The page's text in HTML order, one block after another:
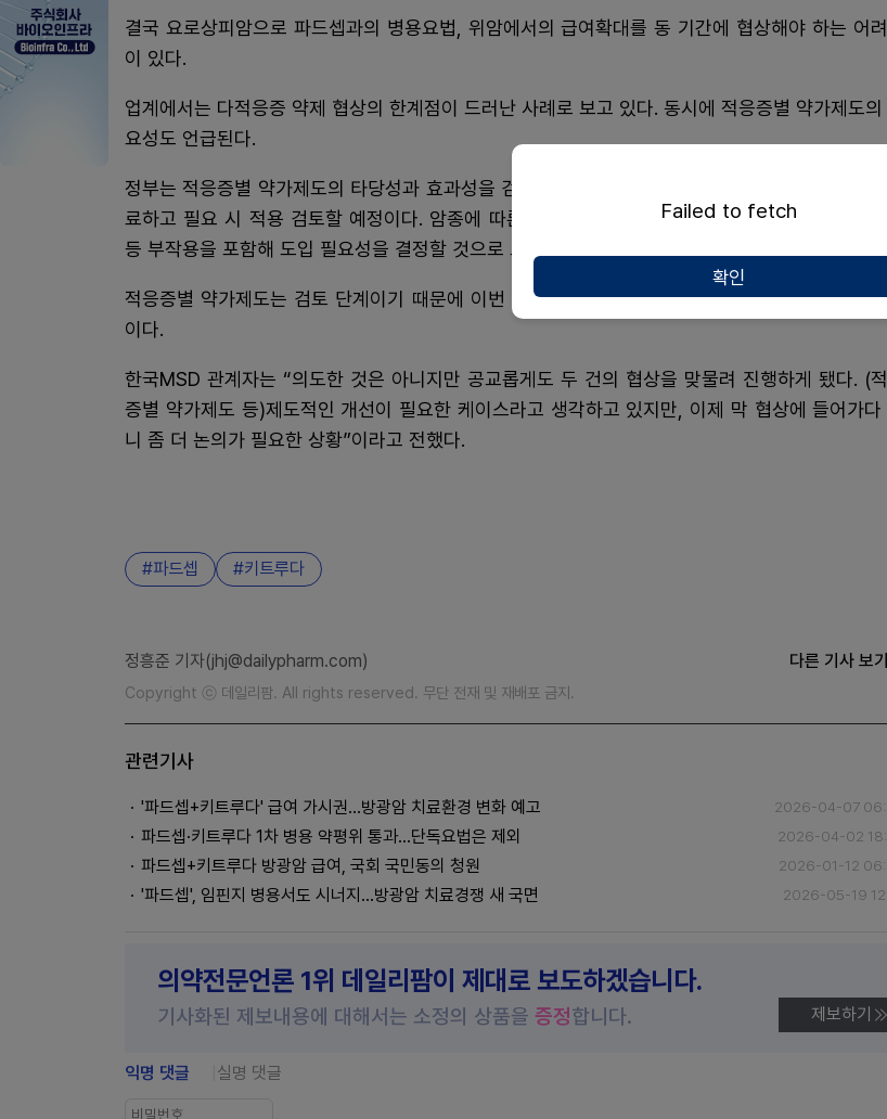
결국 요로상피암으로 파드셉과의 병용요법, 위암에서의 급여확대를 동 기간에 협상해야 하는 어
이 있다.
업계에서는 다적응증 약제 협상의 한계점이 드러난 사례로 보고 있다. 동시에 적응증별 약가제도의
요성도 언급된다.
정부는 적응증별 약가제도의 타당성과 효과성을 검토하고 있다. 공단은 올해 연말까지 연구용역을
료하고 필요 시 적용 검토할 예정이다. 암종에 따른 가격 형평성, 약제 관리에 들어가는 행정적 부
등 부작용을 포함해 도입 필요성을 결정할 것으로 보인다.
적응증별 약가제도는 검토 단계이기 때문에 이번 협상에서 어떤 묘수를 찾을 수 있을 것인지가
이다.
한국MSD 관계자는 “의도한 것은 아니지만 공교롭게도 두 건의 협상을 맞물려 진행하게 됐다. (
증별 약가제도 등)제도적인 개선이 필요한 케이스라고 생각하고 있지만, 이제 막 협상에 들어가다
니 좀 더 논의가 필요한 상황”이라고 전했다.
파드셉 키트루다
정흥준 기자(jhj@dailypharm.com) 다른 기사 보기
Copyright ⓒ 데일리팜. All rights reserved. 무단 전재 및 재배포 금지.
관련기사
'파드셉+키트루다' 급여 가시권…방광암 치료환경 변화 예고 2026-04-07
파드셉·키트루다 1차 병용 약평위 통과...단독요법은 제외 2026-04-02
파드셉+키트루다 방광암 급여, 국회 국민동의 청원 2026-01-12
'파드셉', 임핀지 병용서도 시너지…방광암 치료경쟁 새 국면 2026-05-19
의약전문언론 1위 데일리팜이 제대로 보도하겠습니다.
기사화된 제보내용에 대해서는 소정의 상품을 증정합니다. 제보하기
익명 댓글 실명 댓글
Failed to fetch
확인